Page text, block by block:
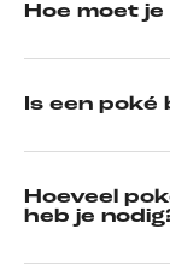
Hoe moet
Is een poké
Hoeveel
heb je